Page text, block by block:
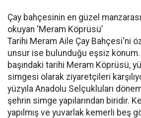
Çay bahçesinin en güzel
okuyan ‘Meram Köprüsü’
Tarihi Meram Aile Çay Bahçesi'ni
unsur ise bulunduğu eşsiz konum.
başındaki tarihi Meram Köprüsü,
simgesi olarak ziyaretçileri
yüzyıla Anadolu Selçukluları
şehrin simge yapılarından biridir.
yapılmış ve yuvarlak kemerli beş